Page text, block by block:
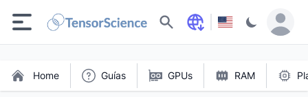
Buscar
Home Guías GPUs RAM